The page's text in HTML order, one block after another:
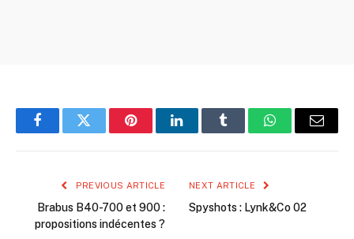
FacebookTwitter PinterestLinkedInTumblr WhatsAppEmail
PREVIOUS ARTICLE
Brabus B40-700 et 900 :
propositions indécentes ?
NEXT ARTICLE
Spyshots : Lynk&Co 02